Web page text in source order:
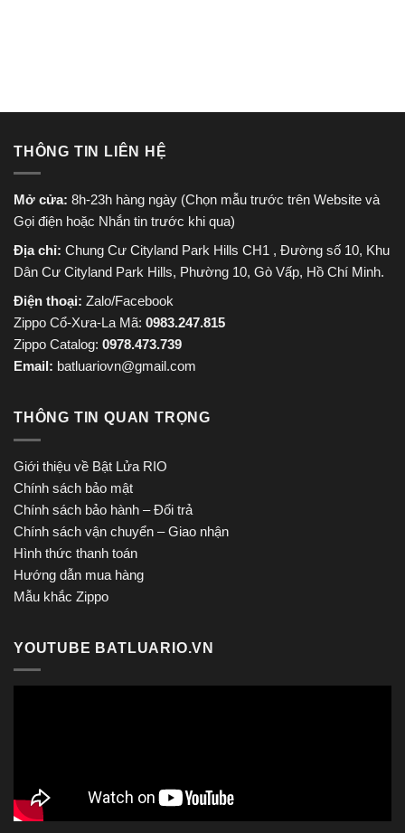
THÔNG TIN LIÊN HỆ
Mở cửa: 8h-23h hàng ngày (Chọn mẫu trước trên Website và
Gọi điện hoặc Nhắn tin trước khi qua)
Địa chỉ: Chung Cư Cityland Park Hills CH1 , Đường số 10, Khu
Dân Cư Cityland Park Hills, Phường 10, Gò Vấp, Hồ Chí Minh.
Điện thoại: Zalo/Facebook
Zippo Cổ-Xưa-La Mã: 0983.247.815
Zippo Catalog: 0978.473.739
Email: batluariovn@gmail.com
THÔNG TIN QUAN TRỌNG
Giới thiệu về Bật Lửa RIO
Chính sách bảo mật
Chính sách bảo hành – Đổi trả
Chính sách vận chuyển – Giao nhận
Hình thức thanh toán
Hướng dẫn mua hàng
Mẫu khắc Zippo
YOUTUBE BATLUARIO.VN